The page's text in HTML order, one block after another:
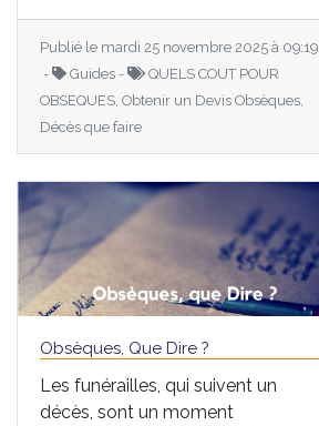
Publié le mardi 25 novembre 2025 à 09:19
-
Guides -
QUELS COUT POUR
OBSEQUES, Obtenir un Devis Obsèques,
Décès que faire
Obsèques, Que Dire ?
Les funérailles, qui suivent un
décès, sont un moment